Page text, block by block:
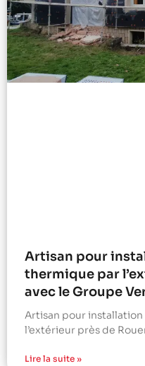
Artisan pour
thermique par
avec le Groupe
Artisan pour
l’extérieur près de
Lire la suite »